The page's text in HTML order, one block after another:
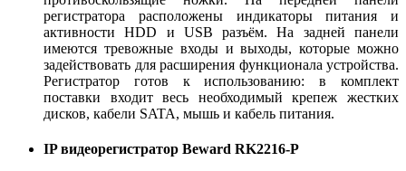
регистратора расположены индикаторы питания и
активности HDD и USB разъём. На задней панели
имеются тревожные входы и выходы, которые можно
задействовать для расширения функционала устройства.
Регистратор готов к использованию: в комплект
поставки входит весь необходимый крепеж жестких
дисков, кабели SATA, мышь и кабель питания.
IP видеорегистратор Beward RK2216-P